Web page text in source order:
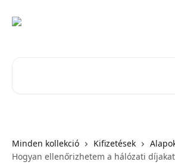
Minden kollekció Kifizetések
Hogyan ellenőrizhetem a hálózati